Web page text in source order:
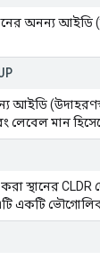
অনন্য আইডি
আইডি
লেবেল মান
করা স্থানের
একটি ভৌগোলিক